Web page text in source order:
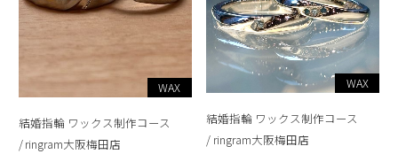
WAX
結婚指輪 ワックス制作コース
ringram大阪梅田店
WAX
結婚指輪 ワックス制作コース
ringram大阪梅田店